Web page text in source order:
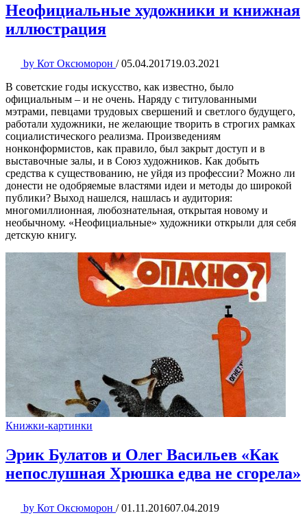
Неофициальные художники и книжная
иллюстрация
by Кот Оксюморон / 05.04.201719.03.2021
В советские годы искусство, как известно, было
официальным – и не очень. Наряду с титулованными
мэтрами, певцами трудовых свершений и светлого будущего,
работали художники, не желающие творить в строгих рамках
социалистического реализма. Произведениям
нонконформистов, как правило, был закрыт доступ и в
выставочные залы, и в Союз художников. Как добыть
средства к существованию, не уйдя из профессии? Можно ли
донести не одобряемые властями идеи и методы до широкой
публики? Выход нашелся, нашлась и аудитория:
многомиллионная, любознательная, открытая новому и
необычному. «Неофициальные» художники открыли для себя
детскую книгу.
Книжки-картинки
Эрик Булатов и Олег Васильев «Как
непослушная Хрюшка едва не сгорела»
by Кот Оксюморон / 01.11.201607.04.2019